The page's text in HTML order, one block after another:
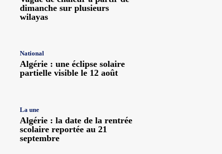
dimanche sur plusieurs
wilayas
National
Algérie : une éclipse solaire
partielle visible le 12 août
La une
Algérie : la date de la rentrée
scolaire reportée au 21
septembre